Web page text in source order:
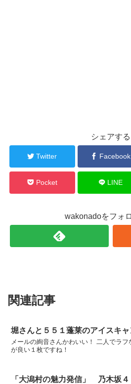
シェアする
Twitter Facebook
Pocket LINE
wakonadoをフォ
関連記事
堀さんと５５１蓬莱のアイスキ
メールの絢音さんかわいい！ 二人でラ
が良い１枚ですね！
「大潟村の魅力発信」 乃木坂